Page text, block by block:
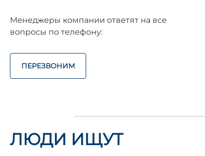
Менеджеры компании ответят на все
вопросы по телефону:
ПЕРЕЗВОНИМ
ЛЮДИ ИЩУТ